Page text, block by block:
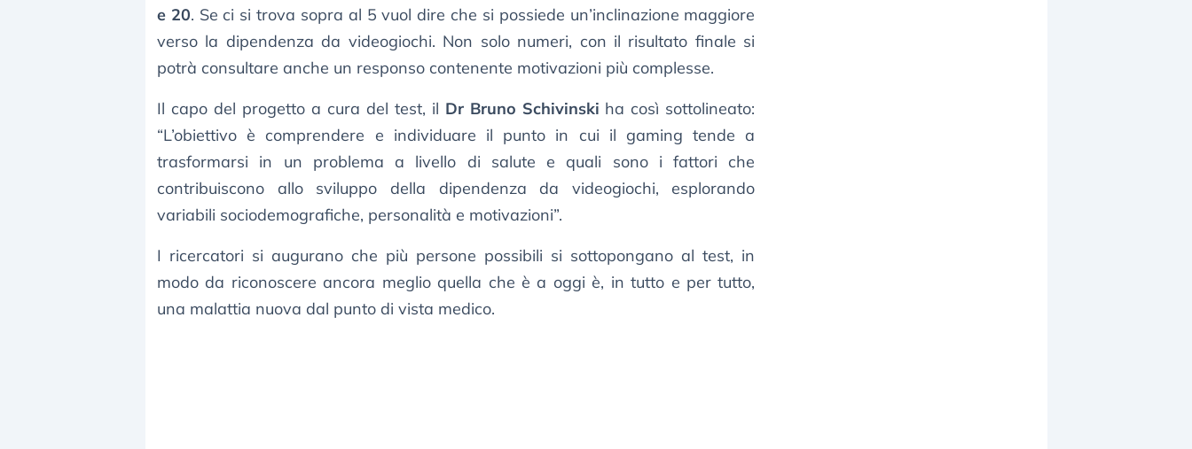
e 20. Se ci si trova sopra al 5 vuol dire che si possiede un’inclinazione maggiore
verso la dipendenza da videogiochi. Non solo numeri, con il risultato finale si
potrà consultare anche un responso contenente motivazioni più complesse.
Il capo del progetto a cura del test, il Dr Bruno Schivinski ha così sottolineato:
“L’obiettivo è comprendere e individuare il punto in cui il gaming tende a
trasformarsi in un problema a livello di salute e quali sono i fattori che
contribuiscono allo sviluppo della dipendenza da videogiochi, esplorando
variabili sociodemografiche, personalità e motivazioni”.
I ricercatori si augurano che più persone possibili si sottopongano al test, in
modo da riconoscere ancora meglio quella che è a oggi è, in tutto e per tutto,
una malattia nuova dal punto di vista medico.